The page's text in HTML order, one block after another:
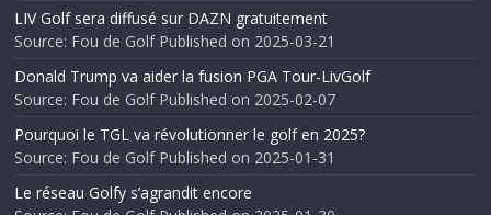
LIV Golf sera diffusé sur DAZN gratuitement
Source: Fou de Golf Published on 2025-03-21
Donald Trump va aider la fusion PGA Tour-LivGolf
Source: Fou de Golf Published on 2025-02-07
Pourquoi le TGL va révolutionner le golf en 2025?
Source: Fou de Golf Published on 2025-01-31
Le réseau Golfy s’agrandit encore